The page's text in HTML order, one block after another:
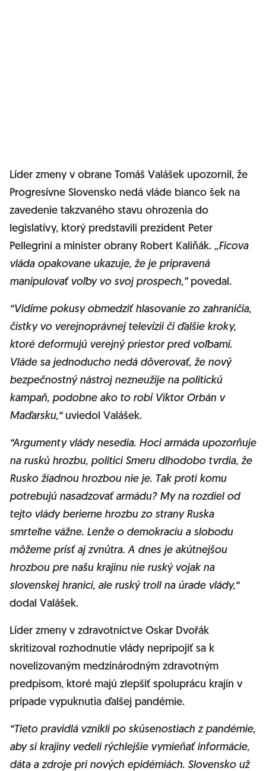
Líder zmeny v obrane Tomáš Valášek upozornil, že
Progresívne Slovensko nedá vláde bianco šek na
zavedenie takzvaného stavu ohrozenia do
legislatívy, ktorý predstavili prezident Peter
Pellegrini a minister obrany Robert Kaliňák. „Ficova
vláda opakovane ukazuje, že je pripravená
manipulovať voľby vo svoj prospech,”povedal.
“Vidíme pokusy obmedziť hlasovanie zo zahraničia,
čistky vo verejnoprávnej televízii či ďalšie kroky,
ktoré deformujú verejný priestor pred voľbami.
Vláde sa jednoducho nedá dôverovať, že nový
bezpečnostný nástroj nezneužije na politickú
kampaň, podobne ako to robí Viktor Orbán v
Maďarsku,“ uviedol Valášek.
“Argumenty vlády nesedia. Hoci armáda upozorňuje
na ruskú hrozbu, politici Smeru dlhodobo tvrdia, že
Rusko žiadnou hrozbou nie je. Tak proti komu
potrebujú nasadzovať armádu? My na rozdiel od
tejto vlády berieme hrozbu zo strany Ruska
smrteľne vážne. Lenže o demokraciu a slobodu
môžeme prísť aj zvnútra. A dnes je akútnejšou
hrozbou pre našu krajinu nie ruský vojak na
slovenskej hranici, ale ruský troll na úrade vlády,“
dodal Valášek.
Líder zmeny v zdravotníctve Oskar Dvořák
skritizoval rozhodnutie vlády nepripojiť sa k
novelizovaným medzinárodným zdravotným
predpisom, ktoré majú zlepšiť spoluprácu krajín v
prípade vypuknutia ďalšej pandémie.
“Tieto pravidlá vznikli po skúsenostiach z pandémie,
aby si krajiny vedeli rýchlejšie vymieňať informácie,
dáta a zdroje pri nových epidémiách. Slovensko už